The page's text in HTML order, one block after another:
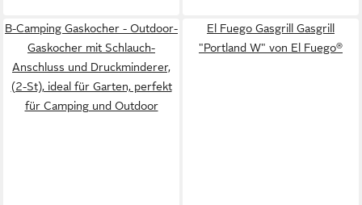
B-Camping Gaskocher - Outdoor-
Gaskocher mit Schlauch-
Anschluss und Druckminderer,
(2-St), ideal für Garten, perfekt
für Camping und Outdoor
El Fuego Gasgrill Gasgrill
"Portland W" von El Fuego®